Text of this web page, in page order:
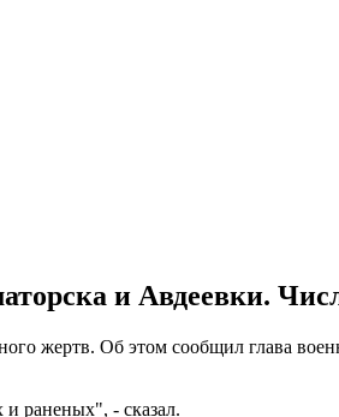
и Авдеевки.
жертв. Об этом сообщил глава
раненых", - сказал.